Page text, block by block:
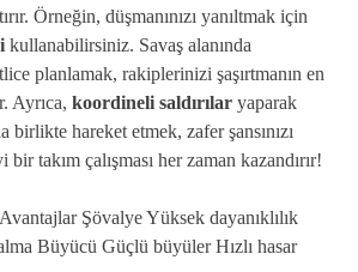
Örneğin, düşmanınızı yanıltmak için
kullanabilirsiniz. Savaş alanında
planlamak, rakiplerinizi şaşırtmanın en
Ayrıca, koordineli saldırılar yaparak
birlikte hareket etmek, zafer şansınızı
bir takım çalışması her zaman kazandırır!
Şövalye Yüksek dayanıklılık
Büyücü Güçlü büyüler Hızlı hasar